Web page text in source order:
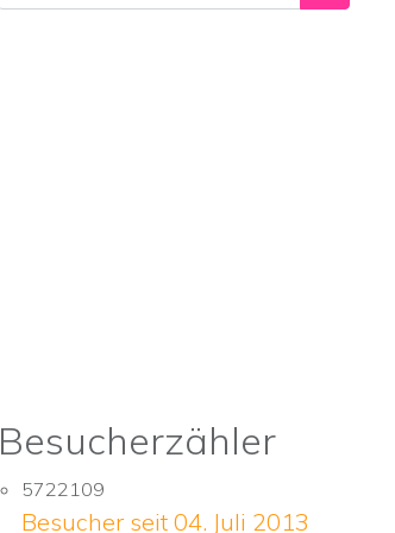
Besucherzähler
5722109
Besucher seit 04. Juli 2013